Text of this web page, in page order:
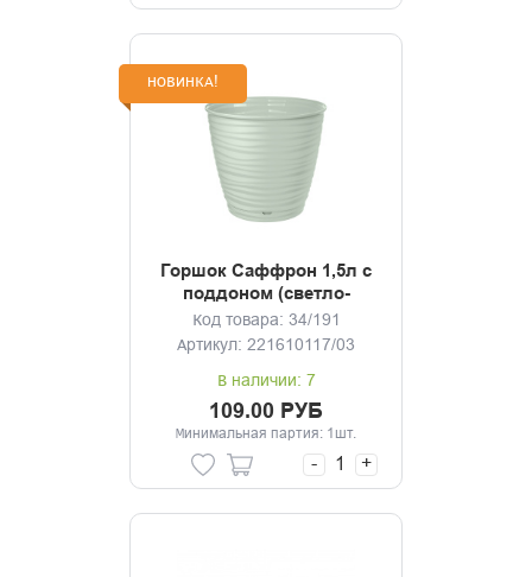
НОВИНКА!
Горшок Саффрон 1,5л с
поддоном (светло-
зеленый)
Код товара: 34/191
Артикул: 221610117/03
В наличии: 7
109.00 РУБ
Минимальная партия: 1шт.
- +